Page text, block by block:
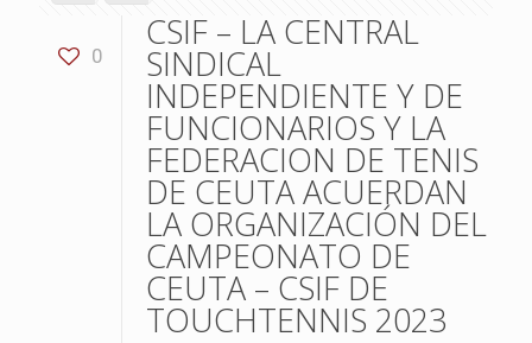
0
CSIF – LA CENTRAL
SINDICAL
INDEPENDIENTE Y DE
FUNCIONARIOS Y LA
FEDERACION DE TENIS
DE CEUTA ACUERDAN
LA ORGANIZACIÓN DEL
CAMPEONATO DE
CEUTA – CSIF DE
TOUCHTENNIS 2023